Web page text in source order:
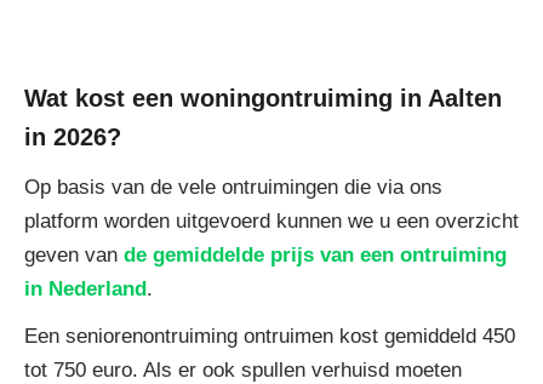
Wat kost een woningontruiming in Aalten
in 2026?
Op basis van de vele ontruimingen die via ons
platform worden uitgevoerd kunnen we u een overzicht
geven van de gemiddelde prijs van een ontruiming
in Nederland .
Een seniorenontruiming ontruimen kost gemiddeld 450
tot 750 euro. Als er ook spullen verhuisd moeten